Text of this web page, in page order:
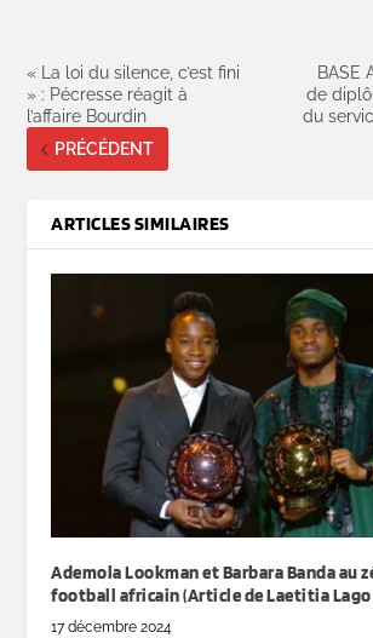
« La loi du silence, c’est fini
» : Pécresse réagit à
l’affaire Bourdin
PRÉCÉDENT
BASE
de
du
ARTICLES SIMILAIRES
Ademola Lookman et Barbara Banda au
football africain (Article de Laetitia Lago
17 décembre 2024